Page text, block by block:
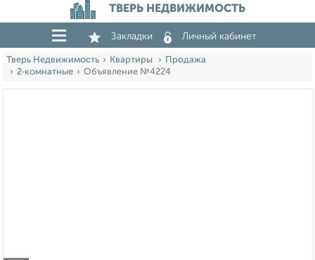
ТВЕРЬ НЕДВИЖИМОСТЬ
Закладки Личный кабинет
Тверь Недвижимость Квартиры
Продажа
2‑комнатные
Объявление №4224